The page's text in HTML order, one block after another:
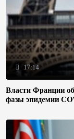
17:14
Власти Франции
фазы эпидемии